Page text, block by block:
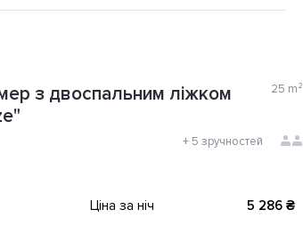
з двоспальним ліжком
25 m²
+ 5 зручностей
Ціна за ніч 5 286 ₴